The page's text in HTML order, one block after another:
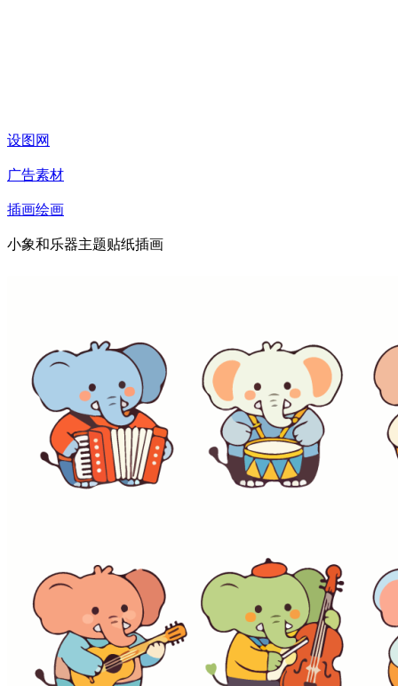
设图网
广告素材
插画绘画
小象和乐器主题贴纸插画